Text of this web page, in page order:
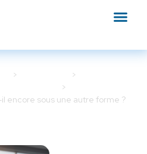
encore sous une autre forme ?